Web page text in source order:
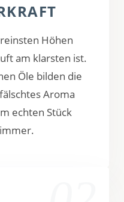
Höhen
am klarsten ist.
Öle bilden die
Aroma
echten Stück